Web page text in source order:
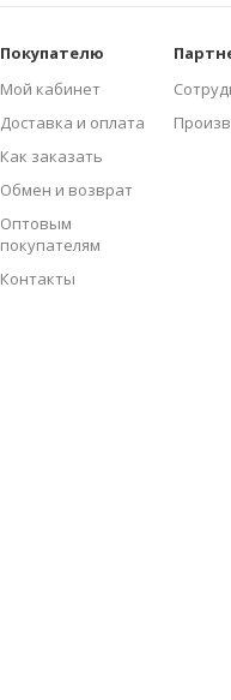
Покупателю
Мой кабинет
Доставка и оплата
Как заказать
Обмен и возврат
Оптовым
покупателям
Контакты